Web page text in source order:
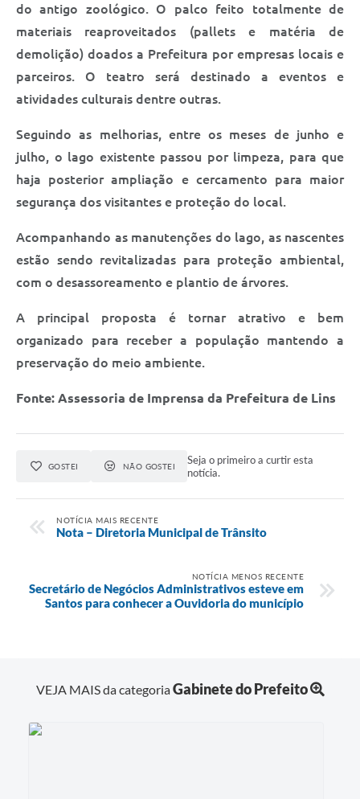
do antigo zoológico. O palco feito totalmente de
materiais reaproveitados (pallets e matéria de
demolição) doados a Prefeitura por empresas locais e
parceiros. O teatro será destinado a eventos e
atividades culturais dentre outras.
Seguindo as melhorias, entre os meses de junho e
julho, o lago existente passou por limpeza, para que
haja posterior ampliação e cercamento para maior
segurança dos visitantes e proteção do local.
Acompanhando as manutenções do lago, as nascentes
estão sendo revitalizadas para proteção ambiental,
com o desassoreamento e plantio de árvores.
A principal proposta é tornar atrativo e bem
organizado para receber a população mantendo a
preservação do meio ambiente.
Fonte: Assessoria de Imprensa da Prefeitura de Lins
GOSTEI NÃO GOSTEI
Seja o primeiro a curtir esta
notícia.
NOTÍCIA MAIS RECENTE
Nota – Diretoria Municipal de Trânsito
NOTÍCIA MENOS RECENTE
Secretário de Negócios Administrativos esteve em
Santos para conhecer a Ouvidoria do município
VEJA MAIS da categoriaGabinete do Prefeito